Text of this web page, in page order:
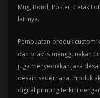
Mug, Botol, Poster, Cetak
lainnya.
Pembuatan produk custom
dan praktis menggunakan
juga menyediakan jasa
desain sederhana. Produk
digital printing terkini